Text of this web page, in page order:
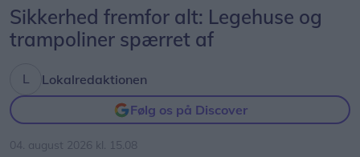
Sikkerhed fremfor alt: Legehuse og
trampoliner spærret af
Lokalredaktionen
Følg os på Discover
04. august 2026 kl. 15.08